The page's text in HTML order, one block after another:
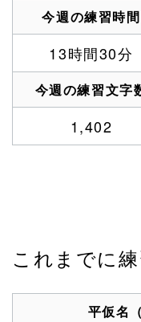
今週の練習時間
13時間30分
今週の練習文字
1,402
これまでに
平仮名